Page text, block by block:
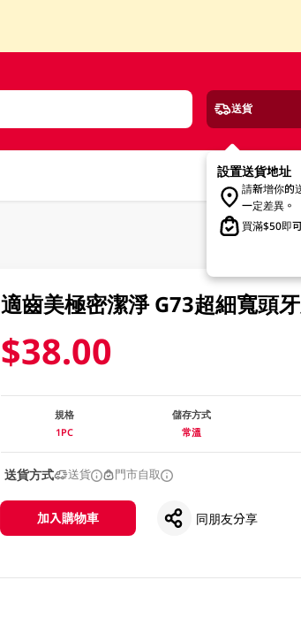
送貨
設置送貨地址
請新增你的
一定差異。
買滿$50即
適齒美極密潔淨 G73超細寬頭
$38.00
規格
1PC
儲存方式
常溫
送貨方式 送貨 門市自取
加入購物車 同朋友分享